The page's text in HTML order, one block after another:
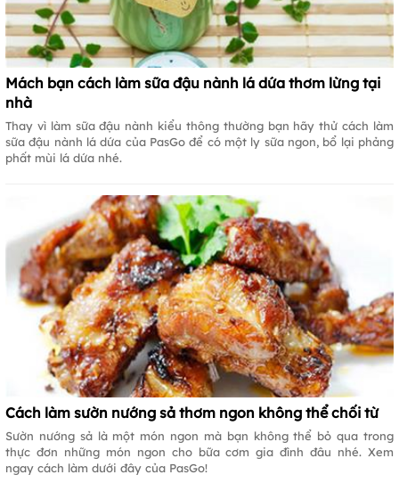
Mách bạn cách làm sữa đậu nành lá dứa thơm lừng tại
nhà
Thay vì làm sữa đậu nành kiểu thông thường bạn hãy thử cách làm
sữa đậu nành lá dứa của PasGo để có một ly sữa ngon, bổ lại phảng
phất mùi lá dứa nhé.
Cách làm sườn nướng sả thơm ngon không thể chối từ
Sườn nướng sả là một món ngon mà bạn không thể bỏ qua trong
thực đơn những món ngon cho bữa cơm gia đình đâu nhé. Xem
ngay cách làm dưới đây của PasGo!